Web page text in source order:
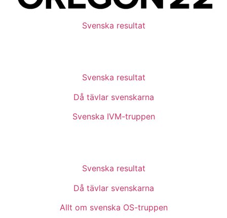
Svenska resultat
Svenska resultat
Då tävlar svenskarna
Svenska IVM-truppen
Svenska resultat
Då tävlar svenskarna
Allt om svenska OS-truppen